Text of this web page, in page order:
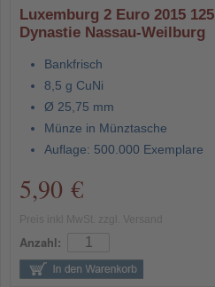
Luxemburg 2 Euro 2015
Dynastie Nassau-Weilburg
Bankfrisch
8,5 g CuNi
Ø 25,75 mm
Münze in Münztasche
Auflage: 500.000 Exemplare
5,90 €
Anzahl: